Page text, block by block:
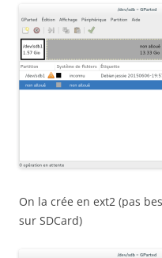
On la crée en ext2 (pas
sur SDCard)